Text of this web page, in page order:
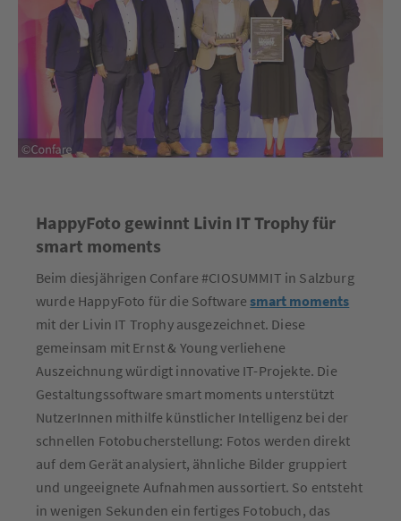
HappyFoto gewinnt Livin IT Trophy für
smart moments
Beim diesjährigen Confare #CIOSUMMIT in Salzburg
wurde HappyFoto für die Softwaresmart moments
mit der Livin IT Trophy ausgezeichnet. Diese
gemeinsam mit Ernst & Young verliehene
Auszeichnung würdigt innovative IT-Projekte. Die
Gestaltungssoftware smart moments unterstützt
NutzerInnen mithilfe künstlicher Intelligenz bei der
schnellen Fotobucherstellung: Fotos werden direkt
auf dem Gerät analysiert, ähnliche Bilder gruppiert
und ungeeignete Aufnahmen aussortiert. So entsteht
in wenigen Sekunden ein fertiges Fotobuch, das